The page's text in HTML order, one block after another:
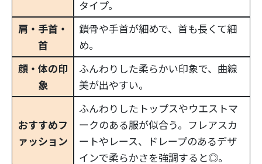
タイプ。
肩・手首・
首
鎖骨や手首が細めで、首も長くて細
め。
顔・体の印
象
ふんわりした柔らかい印象で、曲線
美が出やすい。
おすすめフ
ァッション
ふんわりしたトップスやウエストマ
ークのある服が似合う。フレアスカ
ートやレース、ドレープのあるデザ
インで柔らかさを強調すると◎。